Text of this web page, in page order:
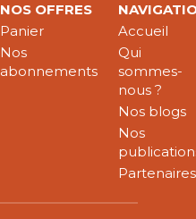
NOS OFFRES
Panier
Nos
abonnements
Accueil
Qui
sommes-
nous ?
Nos blogs
Nos
Partenaires